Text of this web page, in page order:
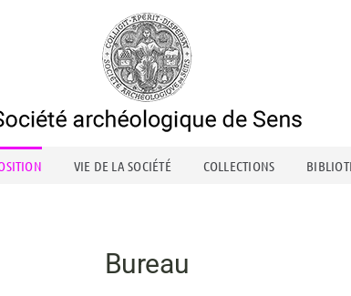
VIE DE LA SOCIÉTÉ COLLECTIONS
Bureau